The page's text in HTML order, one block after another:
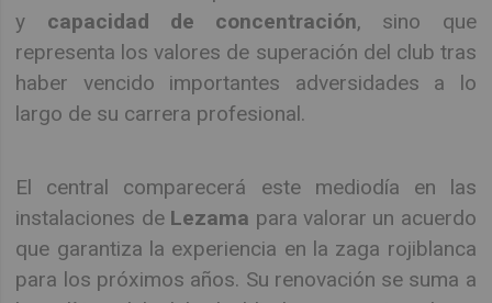
y capacidad de concentración, sino que
representa los valores de superación del club tras
haber vencido importantes adversidades a lo
largo de su carrera profesional.
El central comparecerá este mediodía en las
instalaciones de Lezama para valorar un acuerdo
que garantiza la experiencia en la zaga rojiblanca
para los próximos años. Su renovación se suma a